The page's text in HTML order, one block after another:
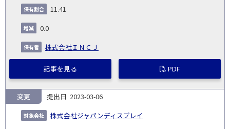
11.41
0.0
株式会社ＩＮＣＪ
記事を見る PDF
2023-03-06
株式会社ジャパンディスプレイ
変更